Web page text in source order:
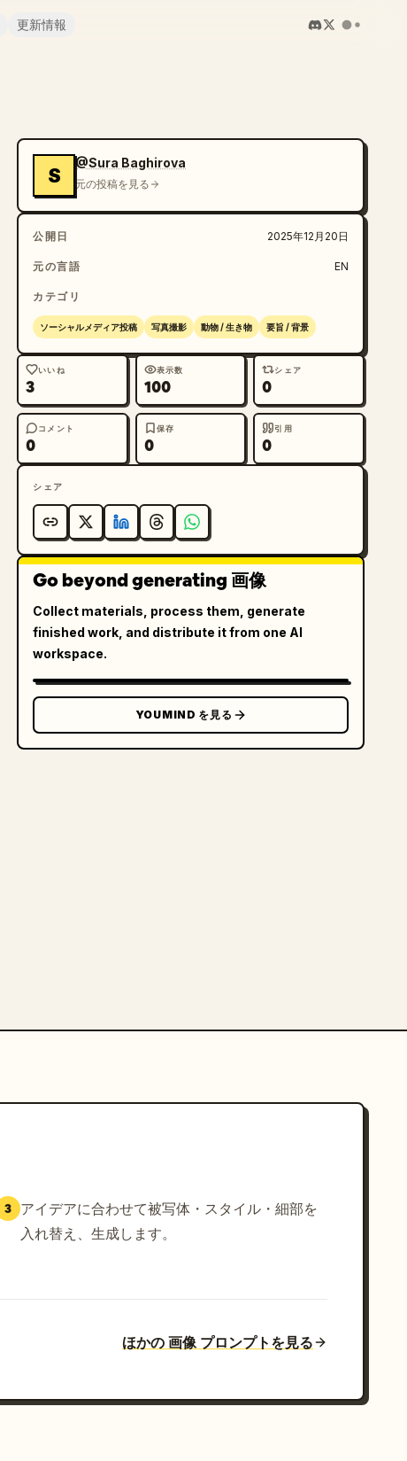
更新情報
S
@Sura Baghirova
元の投稿を見る
公開日 2025年12月20日
元の言語 EN
カテゴリ
ソーシャルメディア投稿 写真撮影 動物 / 生き物 要旨 / 背景
いいね
3
表示数
100
シェア
0
コメント
0
保存
0
引用
0
シェア
Go beyond generating 画像
Collect materials, process them, generate
finished work, and distribute it from one AI
workspace.
YOUMIND を見る
3
アイデアに合わせて被写体・スタイル・細部を
入れ替え、生成します。
ほかの 画像 プロンプトを見る